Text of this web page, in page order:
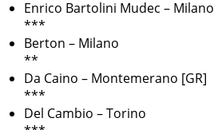
Enrico Bartolini Mudec – Milano
***
Berton – Milano
**
Da Caino – Montemerano [GR]
***
Del Cambio – Torino